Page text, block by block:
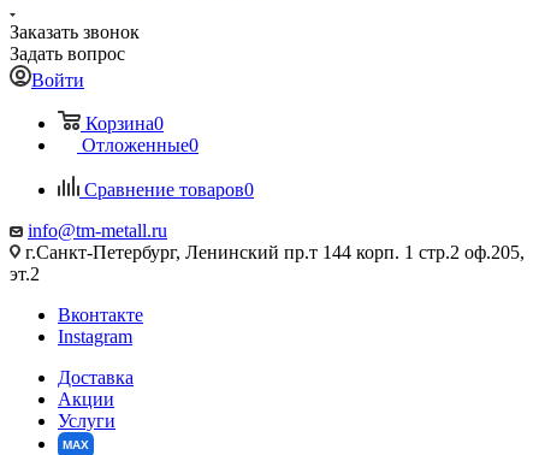
Заказать звонок
Задать вопрос
Войти
Корзина0
Отложенные0
Сравнение товаров0
info@tm-metall.ru
г.Санкт-Петербург, Ленинский пр.т 144 корп. 1 стр.2 оф.205,
эт.2
Вконтакте
Instagram
Доставка
Акции
Услуги
MAX